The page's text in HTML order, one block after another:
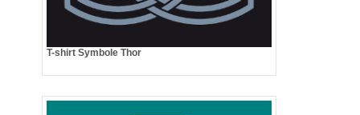
T-shirt Symbole Thor